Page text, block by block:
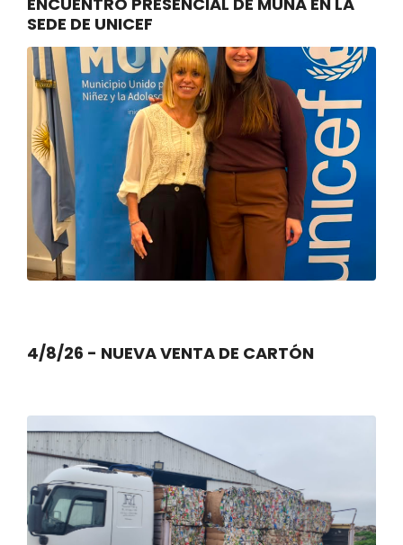
SEDE DE UNICEF
4/8/26 - NUEVA VENTA DE CARTÓN